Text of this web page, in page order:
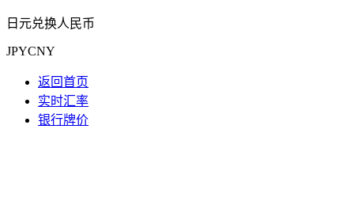
日元兑换人民币
JPYCNY
返回首页
实时汇率
银行牌价